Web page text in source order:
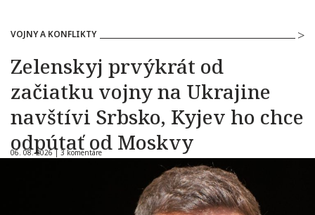
VOJNY A KONFLIKTY
Zelenskyj prvýkrát od
začiatku vojny na Ukrajine
navštívi Srbsko, Kyjev ho chce
odpútať od Moskvy
06. 08. 2026 | 3 komentáre